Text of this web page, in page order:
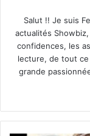
Salut !! Je suis
actualités
confidences, les
lecture, de tout
grande